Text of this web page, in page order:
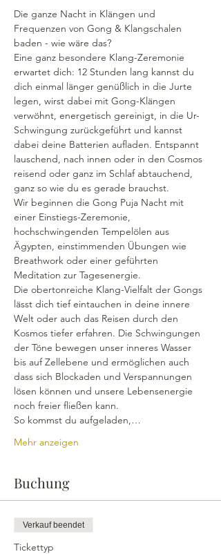
Die ganze Nacht in Klängen und
Frequenzen von Gong & Klangschalen
baden - wie wäre das?
Eine ganz besondere Klang-Zeremonie
erwartet dich: 12 Stunden lang kannst du
dich einmal länger genüßlich in die Jurte
legen, wirst dabei mit Gong-Klängen
verwöhnt, energetisch gereinigt, in die Ur-
Schwingung zurückgeführt und kannst
dabei deine Batterien aufladen. Entspannt
lauschend, nach innen oder in den Cosmos
reisend oder ganz im Schlaf abtauchend,
ganz so wie du es gerade brauchst.
Wir beginnen die Gong Puja Nacht mit
einer Einstiegs-Zeremonie,
hochschwingenden Tempelölen aus
Ägypten, einstimmenden Übungen wie
Breathwork oder einer geführten
Meditation zur Tagesenergie.
Die obertonreiche Klang-Vielfalt der Gongs
lässt dich tief eintauchen in deine innere
Welt oder auch das Reisen durch den
Kosmos tiefer erfahren. Die Schwingungen
der Töne bewegen unser inneres Wasser
bis auf Zellebene und ermöglichen auch
dass sich Blockaden und Verspannungen
lösen können und unsere Lebensenergie
noch freier fließen kann.
So kommst du aufgeladen,…
Mehr anzeigen
Buchung
Verkauf beendet
Tickettyp